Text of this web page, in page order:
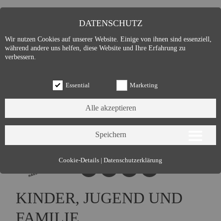
KINDER, JUGEND UND
DATENSCHUTZ
Wir nutzen Cookies auf unserer Website. Einige von ihnen sind essenziell,
während andere uns helfen, diese Website und Ihre Erfahrung zu
verbessern.
Essential Marketing
Essential (3)
Name:
Cookie Hinweis
Cookies:
allowCookie
Cookie-Details | Datenschutzerklärung